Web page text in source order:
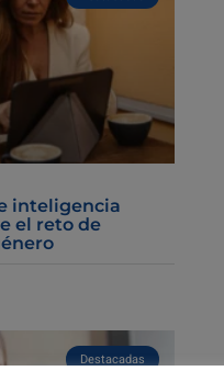
inteligencia
el reto de
Destacadas